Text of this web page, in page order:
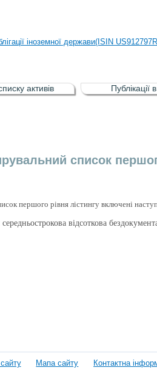
ринку (РФР) включена
іноземної держави(ISIN
внутрішніх державних позик
ринку (РФР) включена
активів Публікації
список
першого рівня лістингу включені
відсоткова
Мапа сайту Контактна